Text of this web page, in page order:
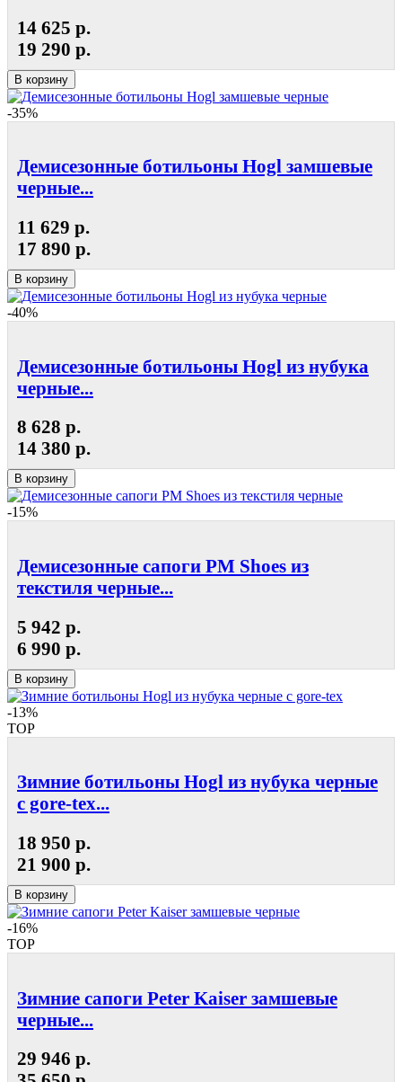
14 625 р.
19 290 р.
В корзину
-35%
Демисезонные ботильоны Hogl замшевые
черные...
11 629 р.
17 890 р.
В корзину
-40%
Демисезонные ботильоны Hogl из нубука
черные...
8 628 р.
14 380 р.
В корзину
-15%
Демисезонные сапоги РМ Shoes из
текстиля черные...
5 942 р.
6 990 р.
В корзину
-13%
TOP
Зимние ботильоны Hogl из нубука черные
с gore-tex...
18 950 р.
21 900 р.
В корзину
-16%
TOP
Зимние сапоги Peter Kaiser замшевые
черные...
29 946 р.